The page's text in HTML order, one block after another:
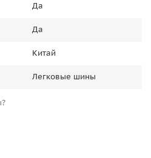
Да
Да
Китай
Легковые шины